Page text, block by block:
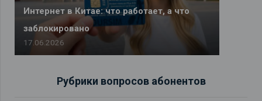
Интернет в Китае: что работает, а что
заблокировано
17.06.2026
Рубрики вопросов абонентов